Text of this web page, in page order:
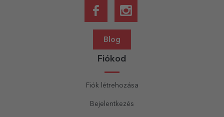
Blog
Fiókod
Fiók létrehozása
Bejelentkezés